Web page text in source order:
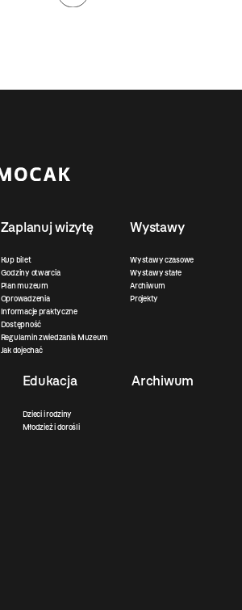
Zaplanuj wizytę
Kup bilet
Godziny otwarcia
Plan muzeum
Oprowadzenia
Informacje praktyczne
Dostępność
Regulamin zwiedzania Muzeum
Jak dojechać
Wystawy
Wystawy czasowe
Wystawy stałe
Archiwum
Projekty
Edukacja
Dzieci i rodziny
Młodzież i dorośli
Archiwum